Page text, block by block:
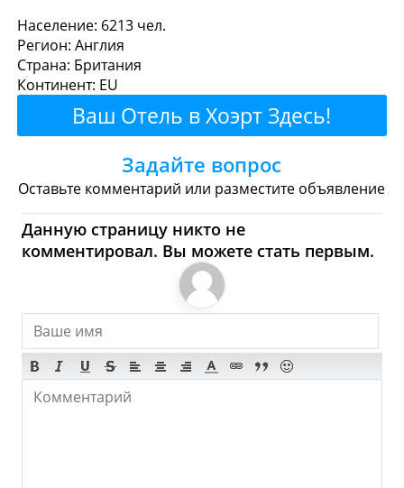
Хоэрт - Где поесть или
перекусить?
Рестораны Кафе Бары
Пиво
Булочные
Супермаркеты
Торговые Центры
Хоэрт - Где купить?
Магазины, Шоппинг
Продукты
Булочные
Супермаркеты
Торговые Центры
Мода
Население: 6213 чел.
Регион: Англия
Страна: Британия
Континент: EU
Ваш Отель в Хоэрт Здесь!
Задайте вопрос
Оставьте комментарий или разместите объявление
Данную страницу никто не
комментировал. Вы можете стать первым.